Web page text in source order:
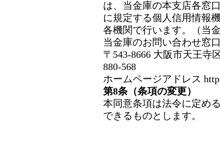
は、当金庫の本支店各窓
に規定する個人信用情報
各機関で行います。（当
当金庫のお問い合わせ
〒543-8666 大阪市天王寺
880-568
ホームページアドレス
第8条（条項の変更）
本同意条項は法令に定め
できるものとします。